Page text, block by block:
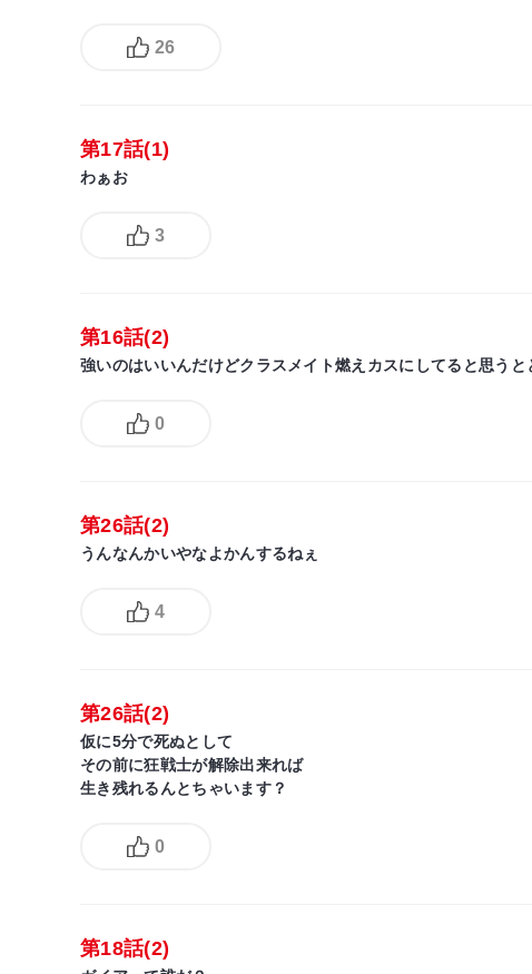
26
第17話(1)
わぁお
3
第16話(2)
強いのはいいんだけどクラスメイト燃えカスにしてると思う
0
第26話(2)
うんなんかいやなよかんするねぇ
4
第26話(2)
仮に5分で死ぬとして
その前に狂戦士が解除出来れば
生き残れるんとちゃいます？
0
第18話(2)